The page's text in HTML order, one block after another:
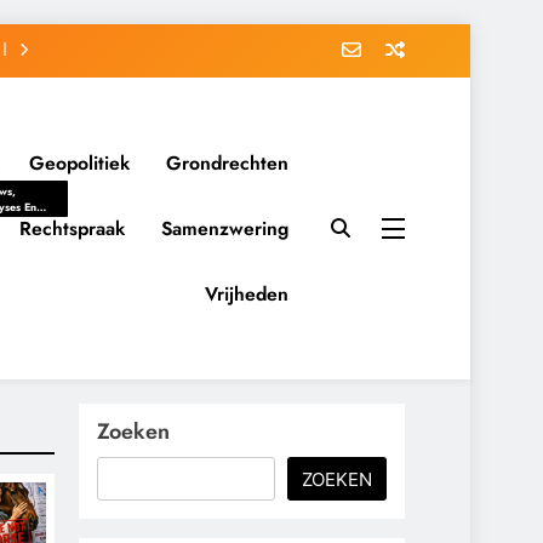
Geopolitiek Grondrechten
En
Politieke
Belangen
Rechtspraak Samenzwering
Vrijheden
Zoeken
ZOEKEN